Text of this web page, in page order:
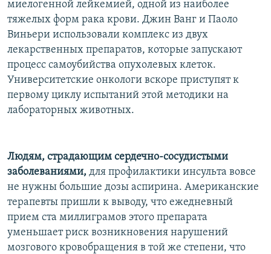
миелогенной лейкемией, одной из наиболее
тяжелых форм рака крови. Джин Ванг и Паоло
Виньери использовали комплекс из двух
лекарственных препаратов, которые запускают
процесс самоубийства опухолевых клеток.
Университетские онкологи вскоре приступят к
первому циклу испытаний этой методики на
лабораторных животных.
Людям, страдающим сердечно-сосудистыми
заболеваниями, для профилактики инсульта вовсе
не нужны большие дозы аспирина. Американские
терапевты пришли к выводу, что ежедневный
прием ста миллиграмов этого препарата
уменьшает риск возникновения нарушений
мозгового кровобращения в той же степени, что